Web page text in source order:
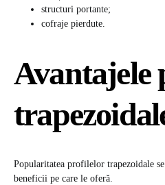
structuri portante;
cofraje pierdute.
Avantajele
Popularitatea profilelor trapezoidale
beneficii pe care le oferă.